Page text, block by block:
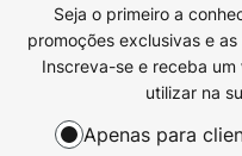
Seja o primeiro a
promoções exclusivas e
Inscreva-se e receba um
utilizar na
Apenas para